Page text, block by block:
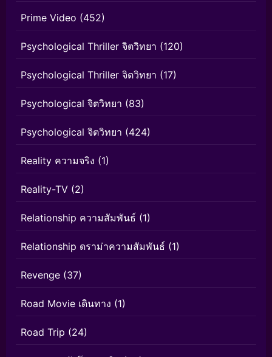
Prime Video (452)
Psychological Thriller จิตวิทยา (120)
Psychological Thriller จิตวิทยา (17)
Psychological จิตวิทยา (83)
Psychological จิตวิทยา (424)
Reality ความจริง (1)
Reality-TV (2)
Relationship ความสัมพันธ์ (1)
Relationship ดราม่าความสัมพันธ์ (1)
Revenge (37)
Road Movie เดินทาง (1)
Road Trip (24)